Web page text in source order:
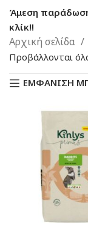
Άμεση
κλίκ!!
Αρχική σελίδα
Προβάλλονται
ΕΜΦΑΝΙΣΗ